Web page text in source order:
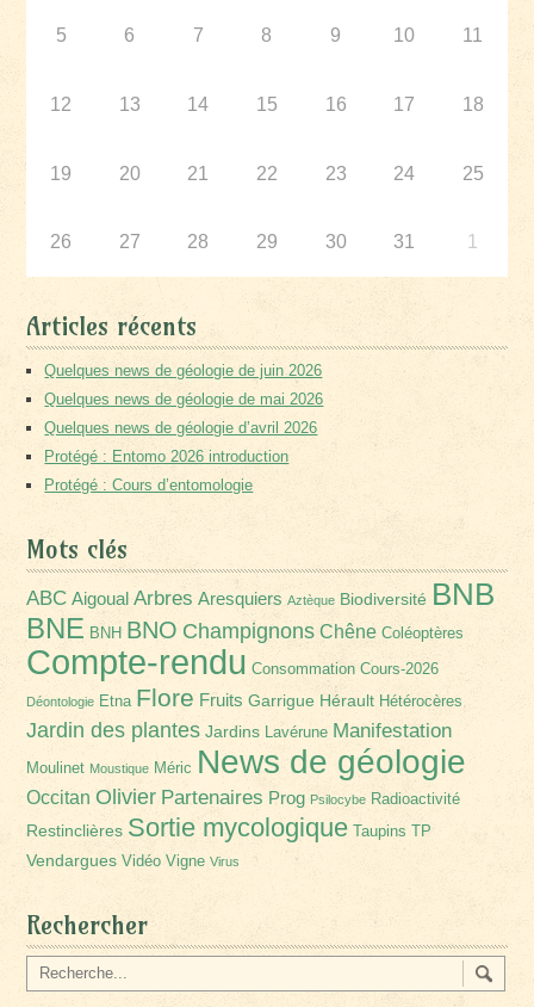
5 6 7 8 9 10 11
12 13 14 15 16 17 18
19 20 21 22 23 24 25
26 27 28 29 30 31 1
Articles récents
Quelques news de géologie de juin 2026
Quelques news de géologie de mai 2026
Quelques news de géologie d’avril 2026
Protégé : Entomo 2026 introduction
Protégé : Cours d’entomologie
Mots clés
ABC Aigoual Arbres Aresquiers Aztèque Biodiversité BNB
BNE BNH BNO Champignons Chêne Coléoptères
Compte-rendu Consommation Cours-2026
Déontologie Etna Flore Fruits Garrigue Hérault Hétérocères
Jardin des plantes Jardins Lavérune Manifestation
Moulinet Moustique Méric News de géologie
Occitan Olivier Partenaires Prog Psilocybe Radioactivité
Restinclières Sortie mycologique Taupins TP
Vendargues Vidéo Vigne Virus
Rechercher